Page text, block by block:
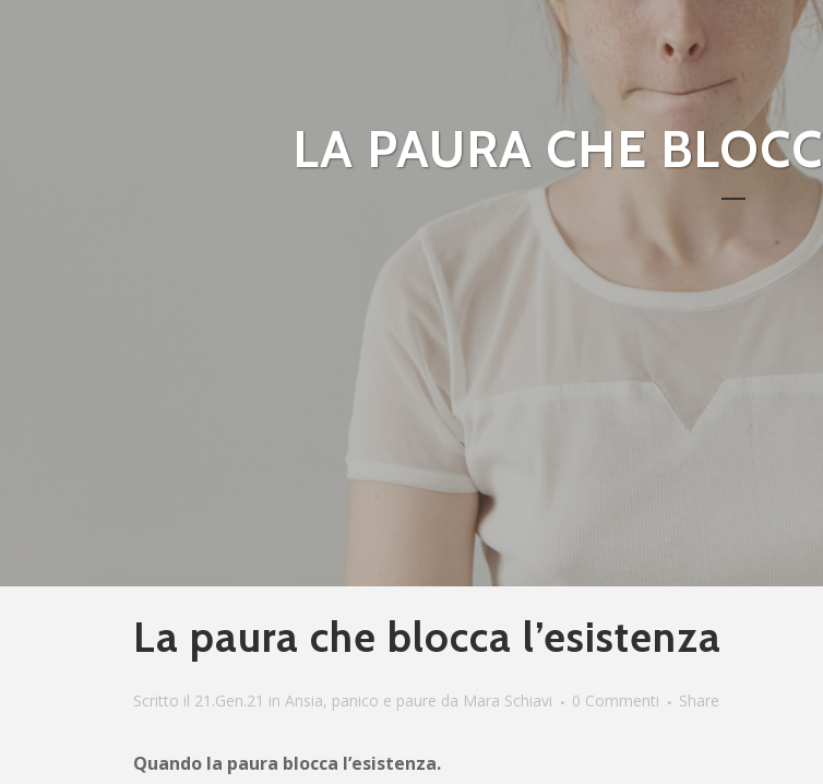
LA PAURA CHE
La paura che blocca l’esistenza
Scritto il 21.Gen.21 in Ansia, panico e paure da Mara Schiavi 0 Commenti Share
Quando la paura blocca l’esistenza.